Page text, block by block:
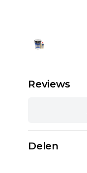
Reviews
Delen